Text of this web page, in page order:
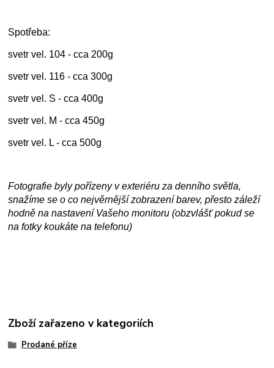
Spotřeba:
svetr vel. 104 - cca 200g
svetr vel. 116 - cca 300g
svetr vel. S - cca 400g
svetr vel. M - cca 450g
svetr vel. L - cca 500g
Fotografie byly pořízeny v exteriéru za denního světla,
snažíme se o co nejvěrnější zobrazení barev, přesto záleží
hodně na nastavení Vašeho monitoru (obzvlášť pokud se
na fotky koukáte na telefonu)
Zboží zařazeno v kategoriích
Prodané příze